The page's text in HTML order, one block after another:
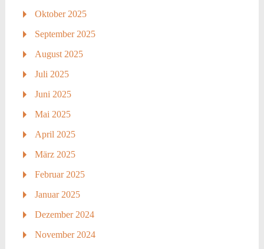
Oktober 2025
September 2025
August 2025
Juli 2025
Juni 2025
Mai 2025
April 2025
März 2025
Februar 2025
Januar 2025
Dezember 2024
November 2024